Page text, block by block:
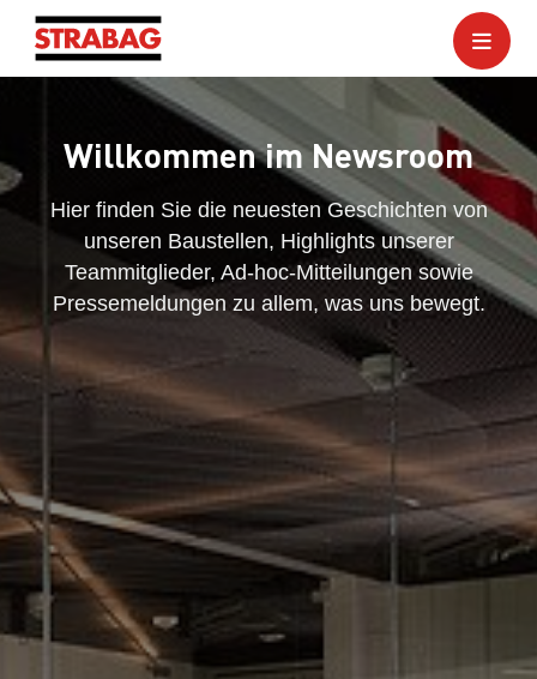
Willkommen im Newsroom
Hier finden Sie die neuesten Geschichten von
unseren Baustellen, Highlights unserer
Teammitglieder, Ad-hoc-Mitteilungen sowie
Pressemeldungen zu allem, was uns bewegt.